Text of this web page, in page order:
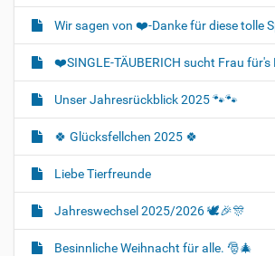
Wir sagen von ❤️-Danke für diese tolle
❤️SINGLE-TÄUBERICH sucht Frau für's
Unser Jahresrückblick 2025 🐾🐾
🍀 Glücksfellchen 2025 🍀
Liebe Tierfreunde
Jahreswechsel 2025/2026 🕊🎉🎊
Besinnliche Weihnacht für alle. 🎅🎄